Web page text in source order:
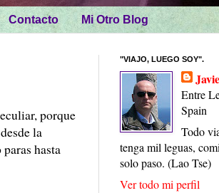
Contacto Mi Otro Blog
porque
la
hasta
"VIAJO, LUEGO SOY".
Entre
Spain
Todo
tenga mil leguas,
solo paso. (Lao Tse)
Ver todo mi perfil